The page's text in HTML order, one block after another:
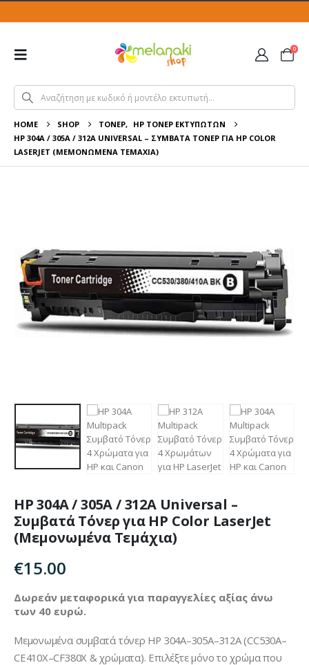
0
HOME SHOP ΤΌΝΕΡ, HP ΤΌΝΕΡ ΕΚΤΥΠΩΤΏΝ
HP 304A / 305A / 312A UNIVERSAL – ΣΥΜΒΑΤΆ ΤΌΝΕΡ ΓΙΑ HP COLOR
LASERJET (ΜΕΜΟΝΩΜΈΝΑ ΤΕΜΆΧΙΑ)
HP 304A / 305A / 312A Universal –
Συμβατά Τόνερ για HP Color LaserJet
(Μεμονωμένα Τεμάχια)
€15.00
Δωρεάν μεταφορικά για παραγγελίες αξίας άνω
των 40 ευρώ.
Μεμονωμένα συμβατά τόνερ HP 304A–305A–312A (CC530A–
CE410X–CF380X & χρώματα). Επιλέξτε μόνο το χρώμα που